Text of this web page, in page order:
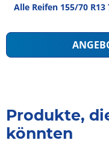
Alle Reifen‎ 155/70 R13
Produkte,
könnten